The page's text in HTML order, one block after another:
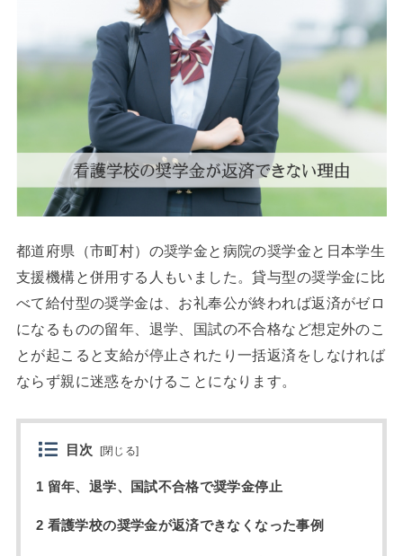
都道府県（市町村）の奨学金と病院の奨学金と日本学生
支援機構と併用する人もいました。貸与型の奨学金に比
べて給付型の奨学金は、お礼奉公が終われば返済がゼロ
になるものの留年、退学、国試の不合格など想定外のこ
とが起こると支給が停止されたり一括返済をしなければ
ならず親に迷惑をかけることになります。
目次 [閉じる]
1 留年、退学、国試不合格で奨学金停止
2 看護学校の奨学金が返済できなくなった事例